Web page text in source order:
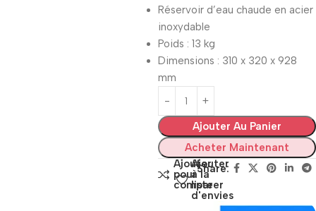
Réservoir d’eau chaude en acier
inoxydable
Poids : 13 kg
Dimensions : 310 x 320 x 928
mm
Ajouter Au Panier
Acheter Maintenant
Ajouter
pour
comparer
Ajouter
à la
liste
d'envies
Share: